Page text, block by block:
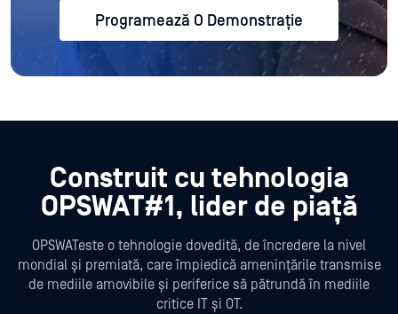
Programează O Demonstrație
Construit cu tehnologia
OPSWAT#1, lider de piață
OPSWATeste o tehnologie dovedită, de încredere la nivel
mondial și premiată, care împiedică amenințările transmise
de mediile amovibile și periferice să pătrundă în mediile
critice IT și OT.